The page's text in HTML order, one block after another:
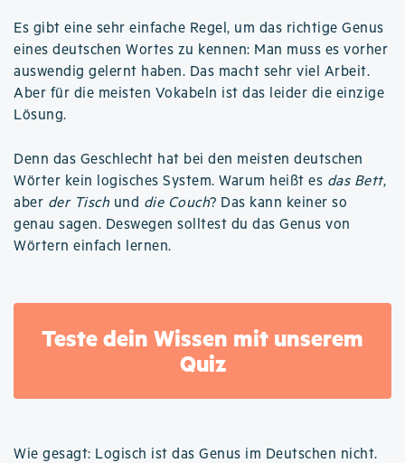
Es gibt eine sehr einfache Regel, um das richtige Genus
eines deutschen Wortes zu kennen: Man muss es vorher
auswendig gelernt haben. Das macht sehr viel Arbeit.
Aber für die meisten Vokabeln ist das leider die einzige
Lösung.
Denn das Geschlecht hat bei den meisten deutschen
Wörter kein logisches System. Warum heißt es das Bett,
aber der Tisch und die Couch? Das kann keiner so
genau sagen. Deswegen solltest du das Genus von
Wörtern einfach lernen.
Teste dein Wissen mit unserem
Quiz
Wie gesagt: Logisch ist das Genus im Deutschen nicht.